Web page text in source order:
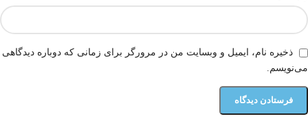
ذخیره نام، ایمیل و وبسایت من در مرورگر برای زمانی که دوباره دیدگاهی
می‌نویسم.